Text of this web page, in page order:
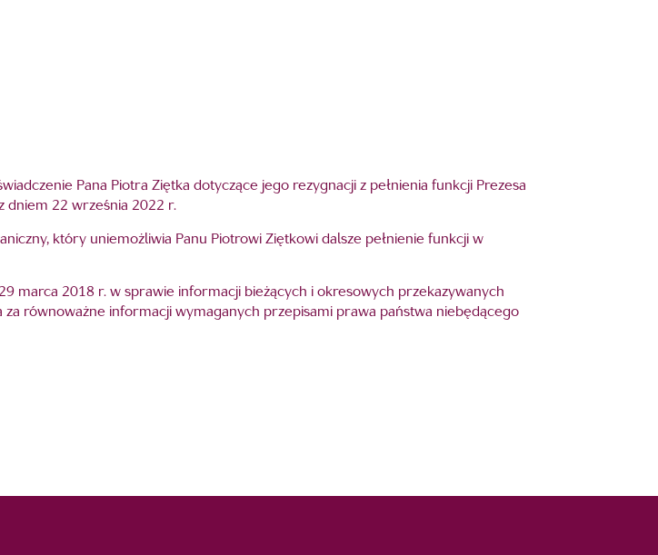
Pana Piotra Ziętka dotyczące jego rezygnacji z pełnienia funkcji Prezesa
dniem 22 września 2022 r.
który uniemożliwia Panu Piotrowi Ziętkowi dalsze pełnienie funkcji w
marca 2018 r. w sprawie informacji bieżących i okresowych przekazywanych
równoważne informacji wymaganych przepisami prawa państwa niebędącego